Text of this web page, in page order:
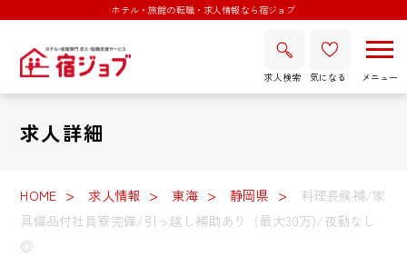
ホテル・旅館の転職・求人情報なら宿ジョブ
求人検索 気になる
求人詳細
HOME 求人情報 東海 静岡県
料理長候補/家
具備品付社員寮完備/引っ越し補助あり（最大30万)/夜勤なし
◎